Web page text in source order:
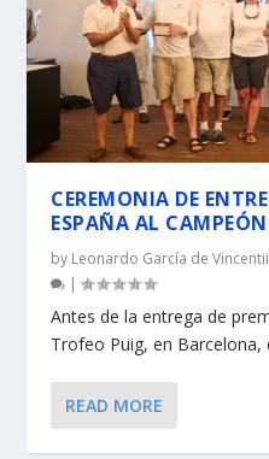
CEREMONIA DE
ESPAÑA AL
by Leonardo García de
|
Antes de la entrega de
Trofeo Puig, en Barcelona,
READ MORE